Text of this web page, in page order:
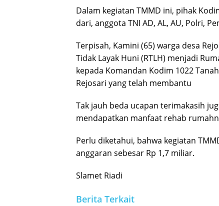
Dalam kegiatan TMMD ini, pihak
dari, anggota TNI AD, AL, AU, Polri,
Terpisah, Kamini (65) warga desa
Tidak Layak Huni (RTLH) menjadi
kepada Komandan Kodim 1022
Rejosari yang telah membantu
Tak jauh beda ucapan terimakasih
mendapatkan manfaat rehab
Perlu diketahui, bahwa kegiatan
anggaran sebesar Rp 1,7 miliar.
Slamet Riadi
Berita Terkait